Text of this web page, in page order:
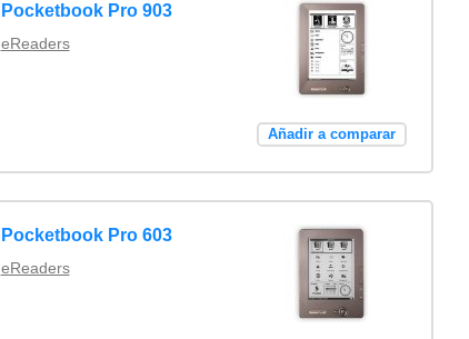
Pocketbook Pro 903
eReaders
Añadir a comparar
Pocketbook Pro 603
eReaders